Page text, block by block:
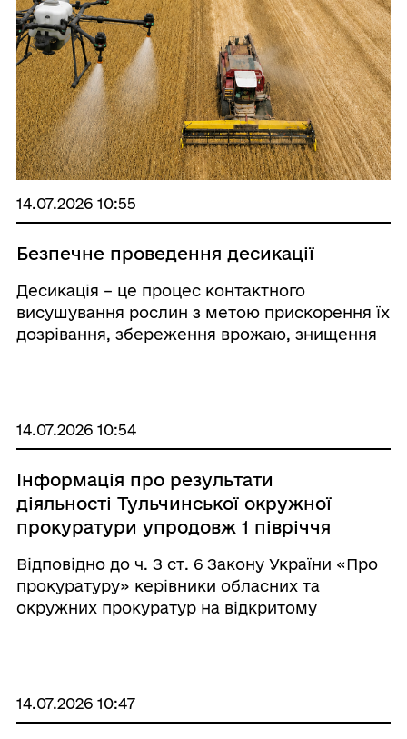
14.07.2026 10:55
Безпечне проведення десикації
Десикація – це процес контактного
висушування рослин з метою прискорення їх
дозрівання, збереження врожаю, знищення
ізопр ...
14.07.2026 10:54
Інформація про результати
діяльності Тульчинської окружної
прокуратури упродовж 1 півріччя
Відповідно до ч. З ст. 6 Закону України «Про
прокуратуру» керівники обласних та
окружних прокуратур на відкритому
відпо ...
14.07.2026 10:47